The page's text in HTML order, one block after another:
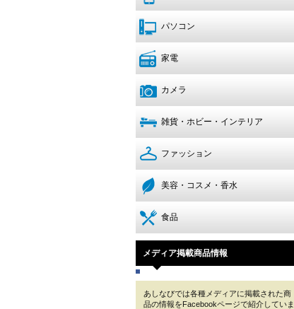
パソコン
家電
カメラ
雑貨・ホビー・インテリア
ファッション
美容・コスメ・香水
食品
メディア掲載商品情報
あしなびでは各種メディアに掲載された商
品の情報をFacebookページで紹介していま